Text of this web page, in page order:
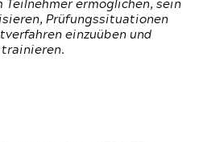
Teilnehmer ermöglichen, sein
Prüfungssituationen
einzuüben und